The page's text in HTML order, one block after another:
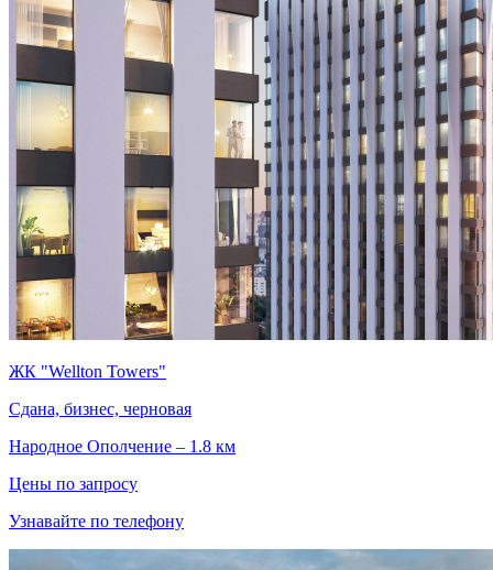
ЖК "Wellton Towers"
Сдана, бизнес, черновая
Народное Ополчение – 1.8 км
Цены по запросу
Узнавайте по телефону